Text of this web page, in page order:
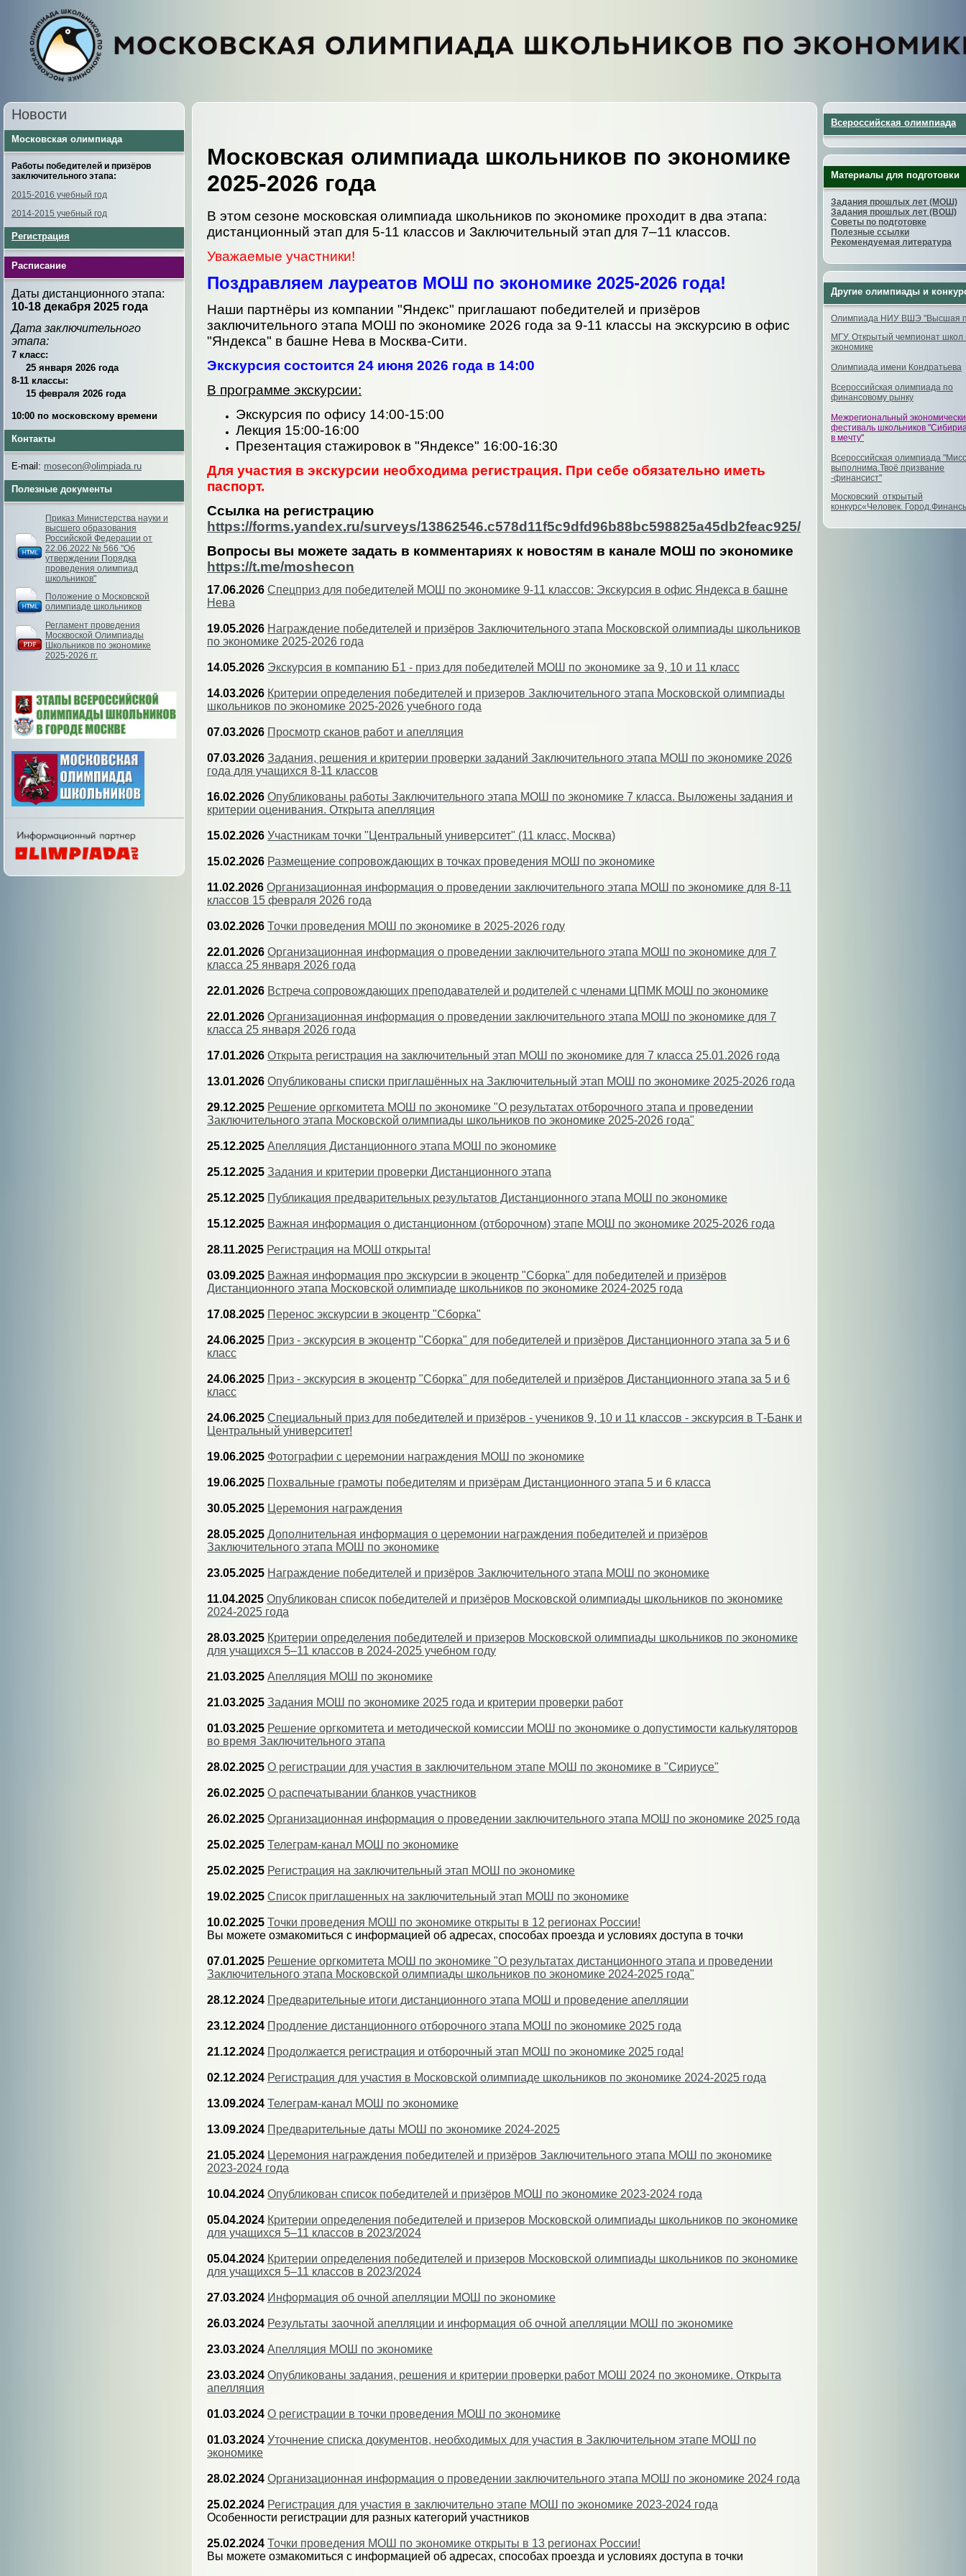
Новости
Московская олимпиада
Работы победителей и призёров
заключительного этапа:
2015-2016 учебный год
2014-2015 учебный год
Регистрация
Расписание
Даты дистанционного этапа:
10-18 декабря 2025 года
Дата заключительного
этапа:
7 класс:
25 января 2026 года
8-11 классы:
15 февраля 2026 года
10:00 по московскому времени
Контакты
E-mail: mosecon@olimpiada.ru
Полезные документы
Приказ Министерства науки и
высшего образования
Российской Федерации от
22.06.2022 № 566 "Об
утверждении Порядка
проведения олимпиад
школьников"
Положение о Московской
олимпиаде школьников
Регламент проведения
Москвоской Олимпиады
Школьников по экономике
2025-2026 гг.
Московская олимпиада школьников по экономике
2025-2026 года
В этом сезоне московская олимпиада школьников по экономике проходит в два этапа:
дистанционный этап для 5-11 классов и Заключительный этап для 7–11 классов.
Уважаемые участники!
Поздравляем лауреатов МОШ по экономике 2025-2026 года!
Наши партнёры из компании "Яндекс" приглашают победителей и призёров
заключительного этапа МОШ по экономике 2026 года за 9-11 классы на экскурсию в офис
"Яндекса" в башне Нева в Москва-Сити.
Экскурсия состоится 24 июня 2026 года в 14:00
В программе экскурсии:
Экскурсия по офису 14:00-15:00
Лекция 15:00-16:00
Презентация стажировок в "Яндексе" 16:00-16:30
Для участия в экскурсии необходима регистрация. При себе обязательно иметь
паспорт.
Ссылка на регистрацию
https://forms.yandex.ru/surveys/13862546.c578d11f5c9dfd96b88bc598825a45db2feac925/
Вопросы вы можете задать в комментариях к новостям в канале МОШ по экономике
https://t.me/moshecon
17.06.2026 Спецприз для победителей МОШ по экономике 9-11 классов: Экскурсия в офис Яндекса в башне
Нева
19.05.2026 Награждение победителей и призёров Заключительного этапа Московской олимпиады школьников
по экономике 2025-2026 года
14.05.2026 Экскурсия в компанию Б1 - приз для победителей МОШ по экономике за 9, 10 и 11 класс
14.03.2026 Критерии определения победителей и призеров Заключительного этапа Московской олимпиады
школьников по экономике 2025-2026 учебного года
07.03.2026 Просмотр сканов работ и апелляция
07.03.2026 Задания, решения и критерии проверки заданий Заключительного этапа МОШ по экономике 2026
года для учащихся 8-11 классов
16.02.2026 Опубликованы работы Заключительного этапа МОШ по экономике 7 класса. Выложены задания и
критерии оценивания. Открыта апелляция
15.02.2026 Участникам точки "Центральный университет" (11 класс, Москва)
15.02.2026 Размещение сопровождающих в точках проведения МОШ по экономике
11.02.2026 Организационная информация о проведении заключительного этапа МОШ по экономике для 8-11
классов 15 февраля 2026 года
03.02.2026 Точки проведения МОШ по экономике в 2025-2026 году
22.01.2026 Организационная информация о проведении заключительного этапа МОШ по экономике для 7
класса 25 января 2026 года
22.01.2026 Встреча сопровождающих преподавателей и родителей с членами ЦПМК МОШ по экономике
22.01.2026 Организационная информация о проведении заключительного этапа МОШ по экономике для 7
класса 25 января 2026 года
17.01.2026 Открыта регистрация на заключительный этап МОШ по экономике для 7 класса 25.01.2026 года
13.01.2026 Опубликованы списки приглашённых на Заключительный этап МОШ по экономике 2025-2026 года
29.12.2025 Решение оргкомитета МОШ по экономике "О результатах отборочного этапа и проведении
Заключительного этапа Московской олимпиады школьников по экономике 2025-2026 года"
25.12.2025 Апелляция Дистанционного этапа МОШ по экономике
25.12.2025 Задания и критерии проверки Дистанционного этапа
25.12.2025 Публикация предварительных результатов Дистанционного этапа МОШ по экономике
15.12.2025 Важная информация о дистанционном (отборочном) этапе МОШ по экономике 2025-2026 года
28.11.2025 Регистрация на МОШ открыта!
03.09.2025 Важная информация про экскурсии в экоцентр "Сборка" для победителей и призёров
Дистанционного этапа Московской олимпиаде школьников по экономике 2024-2025 года
17.08.2025 Перенос экскурсии в экоцентр "Сборка"
24.06.2025 Приз - экскурсия в экоцентр "Сборка" для победителей и призёров Дистанционного этапа за 5 и 6
класс
24.06.2025 Приз - экскурсия в экоцентр "Сборка" для победителей и призёров Дистанционного этапа за 5 и 6
класс
24.06.2025 Специальный приз для победителей и призёров - учеников 9, 10 и 11 классов - экскурсия в Т-Банк и
Центральный университет!
19.06.2025 Фотографии с церемонии награждения МОШ по экономике
19.06.2025 Похвальные грамоты победителям и призёрам Дистанционного этапа 5 и 6 класса
30.05.2025 Церемония награждения
28.05.2025 Дополнительная информация о церемонии награждения победителей и призёров
Заключительного этапа МОШ по экономике
23.05.2025 Награждение победителей и призёров Заключительного этапа МОШ по экономике
11.04.2025 Опубликован список победителей и призёров Московской олимпиады школьников по экономике
2024-2025 года
28.03.2025 Критерии определения победителей и призеров Московской олимпиады школьников по экономике
для учащихся 5–11 классов в 2024-2025 учебном году
21.03.2025 Апелляция МОШ по экономике
21.03.2025 Задания МОШ по экономике 2025 года и критерии проверки работ
01.03.2025 Решение оргкомитета и методической комиссии МОШ по экономике о допустимости калькуляторов
во время Заключительного этапа
28.02.2025 О регистрации для участия в заключительном этапе МОШ по экономике в "Сириусе"
26.02.2025 О распечатывании бланков участников
26.02.2025 Организационная информация о проведении заключительного этапа МОШ по экономике 2025 года
25.02.2025 Телеграм-канал МОШ по экономике
25.02.2025 Регистрация на заключительный этап МОШ по экономике
19.02.2025 Список приглашенных на заключительный этап МОШ по экономике
10.02.2025 Точки проведения МОШ по экономике открыты в 12 регионах России!
Вы можете озмакомиться с информацией об адресах, способах проезда и условиях доступа в точки
07.01.2025 Решение оргкомитета МОШ по экономике "О результатах дистанционного этапа и проведении
Заключительного этапа Московской олимпиады школьников по экономике 2024-2025 года"
28.12.2024 Предварительные итоги дистанционного этапа МОШ и проведение апелляции
23.12.2024 Продление дистанционного отборочного этапа МОШ по экономике 2025 года
21.12.2024 Продолжается регистрация и отборочный этап МОШ по экономике 2025 года!
02.12.2024 Регистрация для участия в Московской олимпиаде школьников по экономике 2024-2025 года
13.09.2024 Телеграм-канал МОШ по экономике
13.09.2024 Предварительные даты МОШ по экономике 2024-2025
21.05.2024 Церемония награждения победителей и призёров Заключительного этапа МОШ по экономике
2023-2024 года
10.04.2024 Опубликован список победителей и призёров МОШ по экономике 2023-2024 года
05.04.2024 Критерии определения победителей и призеров Московской олимпиады школьников по экономике
для учащихся 5–11 классов в 2023/2024
05.04.2024 Критерии определения победителей и призеров Московской олимпиады школьников по экономике
для учащихся 5–11 классов в 2023/2024
27.03.2024 Информация об очной апелляции МОШ по экономике
26.03.2024 Результаты заочной апелляции и информация об очной апелляции МОШ по экономике
23.03.2024 Апелляция МОШ по экономике
23.03.2024 Опубликованы задания, решения и критерии проверки работ МОШ 2024 по экономике. Открыта
апелляция
01.03.2024 О регистрации в точки проведения МОШ по экономике
01.03.2024 Уточнение списка документов, необходимых для участия в Заключительном этапе МОШ по
экономике
28.02.2024 Организационная информация о проведении заключительного этапа МОШ по экономике 2024 года
25.02.2024 Регистрация для участия в заключительно этапе МОШ по экономике 2023-2024 года
Особенности регистрации для разных категорий участников
25.02.2024 Точки проведения МОШ по экономике открыты в 13 регионах России!
Вы можете озмакомиться с информацией об адресах, способах проезда и условиях доступа в точки
Всероссийская олимпиада
Материалы для подготовки
Задания прошлых лет (МОШ)
Задания прошлых лет (ВОШ)
Советы по подготовке
Полезные ссылки
Рекомендуемая литература
Другие олимпиады и
Олимпиада НИУ ВШЭ "Высшая
МГУ. Открытый чемпионат школ
экономике
Олимпиада имени Кондратьева
Всероссийская олимпиада по
финансовому рынку
Межрегиональный
фестиваль школьников
в мечту"
Всероссийская олимпиада
выполнима.Твоё призвание
-финансист"
Московский открытый
конкурс«Человек.